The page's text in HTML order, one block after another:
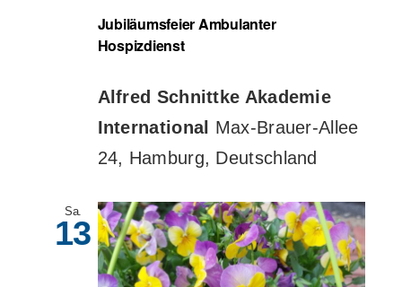
Jubiläumsfeier Ambulanter
Hospizdienst
Alfred Schnittke Akademie
International Max-Brauer-Allee
24, Hamburg, Deutschland
Sa.
13